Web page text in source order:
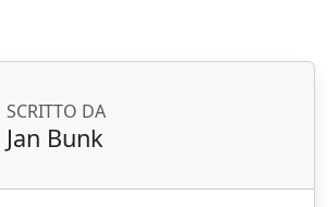
SCRITTO DA
Jan Bunk